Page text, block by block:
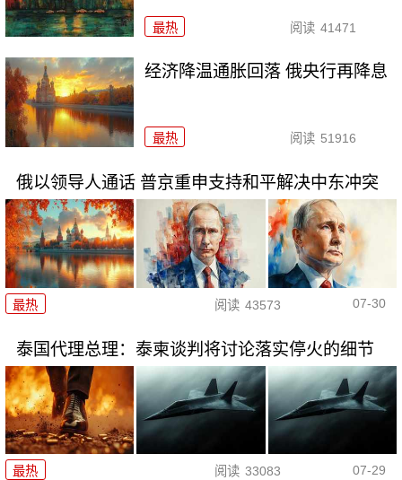
最热 阅读 41471
经济降温通胀回落 俄央行再降息
最热 阅读 51916
俄以领导人通话 普京重申支持和平解决中东冲突
最热 阅读 43573 07-30
泰国代理总理：泰柬谈判将讨论落实停火的细节
最热 阅读 33083 07-29